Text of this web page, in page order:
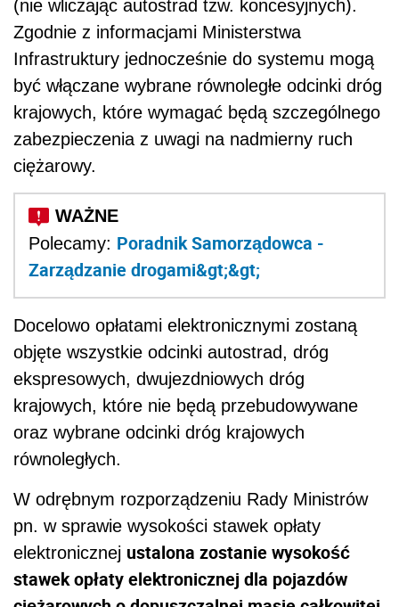
(nie wliczając autostrad tzw. koncesyjnych).
Zgodnie z informacjami Ministerstwa
Infrastruktury jednocześnie do systemu mogą
być włączane wybrane równoległe odcinki dróg
krajowych, które wymagać będą szczególnego
zabezpieczenia z uwagi na nadmierny ruch
ciężarowy.
Polecamy: Poradnik Samorządowca -
Zarządzanie drogami&gt;&gt;
Docelowo opłatami elektronicznymi zostaną
objęte wszystkie odcinki autostrad, dróg
ekspresowych, dwujezdniowych dróg
krajowych, które nie będą przebudowywane
oraz wybrane odcinki dróg krajowych
równoległych.
W odrębnym rozporządzeniu Rady Ministrów
pn. w sprawie wysokości stawek opłaty
elektronicznej ustalona zostanie wysokość
stawek opłaty elektronicznej dla pojazdów